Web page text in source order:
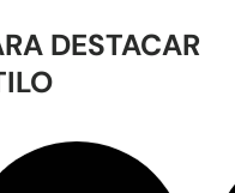
DESTACAR